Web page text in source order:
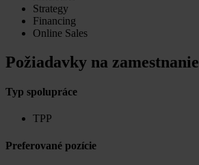
Strategy
Financing
Online Sales
Požiadavky na zamestnanie
Typ spolupráce
TPP
Preferované pozície